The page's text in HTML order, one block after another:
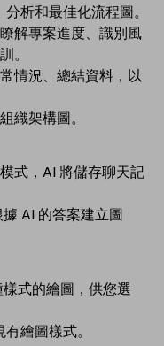
析和最佳化流程圖。
解專案進度、識別風
。
情況、總結資料，以
織架構圖。
式，AI 將儲存聊天記
AI 的答案建立圖
式的繪圖，供您選
繪圖樣式。